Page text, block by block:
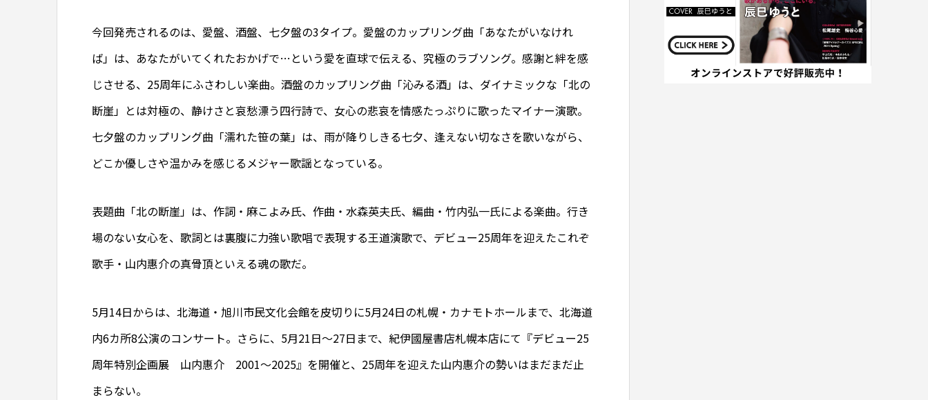
今回発売されるのは、愛盤、酒盤、七夕盤の3タイプ。愛盤のカップリング曲「あなたがいなけれ
ば」は、あなたがいてくれたおかげで…という愛を直球で伝える、究極のラブソング。感謝と絆を感
じさせる、25周年にふさわしい楽曲。酒盤のカップリング曲「沁みる酒」は、ダイナミックな「北の
断崖」とは対極の、静けさと哀愁漂う四行詩で、女心の悲哀を情感たっぷりに歌ったマイナー演歌。
七夕盤のカップリング曲「濡れた笹の葉」は、雨が降りしきる七夕、逢えない切なさを歌いながら、
どこか優しさや温かみを感じるメジャー歌謡となっている。
表題曲「北の断崖」は、作詞・麻こよみ氏、作曲・水森英夫氏、編曲・竹内弘一氏による楽曲。行き
場のない女心を、歌詞とは裏腹に力強い歌唱で表現する王道演歌で、デビュー25周年を迎えたこれぞ
歌手・山内惠介の真骨頂といえる魂の歌だ。
5月14日からは、北海道・旭川市民文化会館を皮切りに5月24日の札幌・カナモトホールまで、北海道
内6カ所8公演のコンサート。さらに、5月21日～27日まで、紀伊國屋書店札幌本店にて『デビュー25
周年特別企画展 山内惠介 2001～2025』を開催と、25周年を迎えた山内惠介の勢いはまだまだ止
まらない。